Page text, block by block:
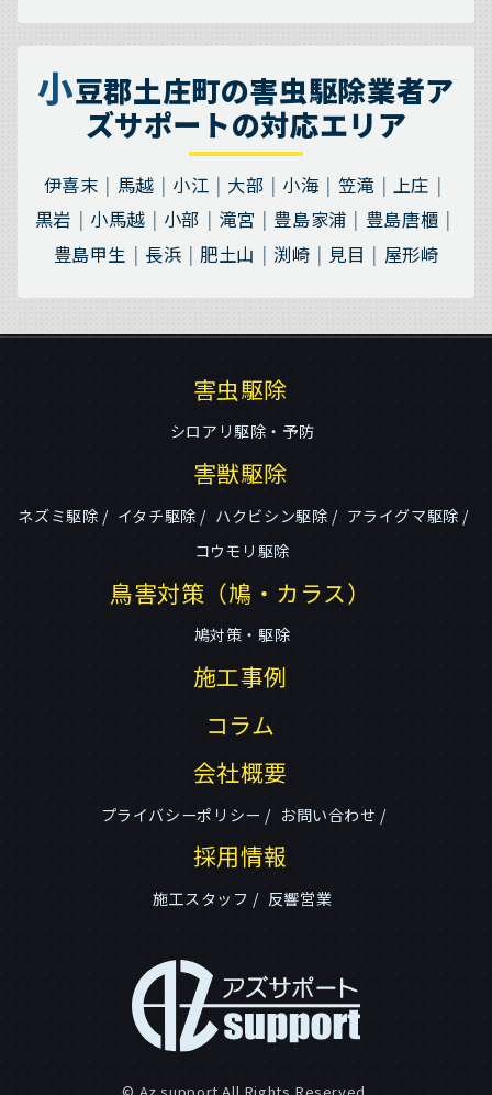
小豆郡土庄町の害虫駆除業者ア
ズサポートの対応エリア
伊喜末 馬越 小江 大部 小海 笠滝
上庄
黒岩
小馬越 小部 滝宮 豊島家浦
豊島唐櫃
豊島甲生
長浜 肥土山 渕崎 見目 屋形崎
害虫駆除
シロアリ駆除・予防
害獣駆除
ネズミ駆除 イタチ駆除 ハクビシン駆除
アライグマ駆除
コウモリ駆除
鳥害対策（鳩・カラス）
鳩対策・駆除
施工事例
コラム
会社概要
プライバシーポリシー お問い合わせ
採用情報
施工スタッフ 反響営業